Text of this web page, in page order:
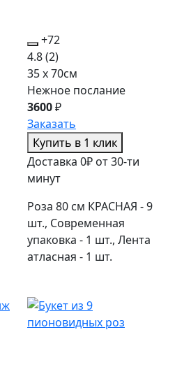
+72
4.8(2)
35 x 70см
Нежное послание
3600₽
Заказать
Купить в 1 клик
Доставка 0₽ от 30-ти
минут
Роза 80 см КРАСНАЯ - 9
шт., Современная
упаковка - 1 шт., Лента
атласная - 1 шт.